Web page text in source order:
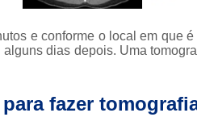
e conforme o local em que
dias depois. Uma
fazer